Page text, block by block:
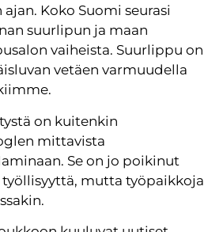
Koko Suomi seurasi
suurlipun ja maan
vaiheista. Suurlippu on
vetäen varmuudella
on kuitenkin
mittavista
Se on jo poikinut
työllisyyttä, mutta työpaikkoja